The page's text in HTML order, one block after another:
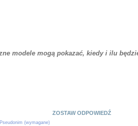
modele mogą pokazać, kiedy i ilu
ZOSTAW ODPOWIEDŹ
Pseudonim (wymagane)